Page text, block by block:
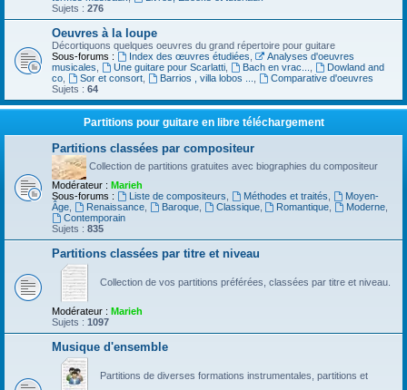
Sujets : 276
Oeuvres à la loupe
Décortiquons quelques oeuvres du grand répertoire pour guitare
Sous-forums :
Index des œuvres étudiées
Analyses d'oeuvres
musicales
Une guitare pour Scarlatti, Bach en vrac...
Dowland and
co
Sor et consort, Barrios , villa lobos ...
Comparative d'oeuvres
Sujets : 64
Partitions pour guitare en libre téléchargement
Partitions classées par compositeur
Collection de partitions gratuites avec biographies du compositeur
Modérateur : Marieh
Sous-forums :
Liste de compositeurs Méthodes et traités
Moyen-
Âge
Renaissance, Baroque, Classique, Romantique Moderne
Contemporain
Sujets : 835
Partitions classées par titre et niveau
Collection de vos partitions préférées, classées par titre et niveau.
Modérateur : Marieh
Sujets : 1097
Musique d'ensemble
Partitions de diverses formations instrumentales, partitions et